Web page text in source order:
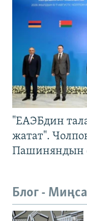
"ЕАЭБдин
жатат".
Пашиняндын
Блог -